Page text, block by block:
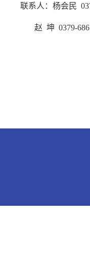
联系人：杨会民
赵 坤 0379-